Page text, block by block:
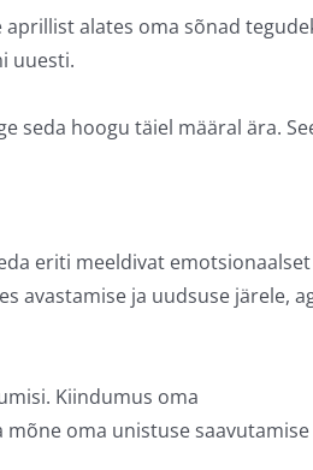
alates oma sõnad
uuesti.
seda hoogu täiel määral ära.
eriti meeldivat emotsionaalset
avastamise ja uudsuse järele,
Kiindumus oma
oma unistuse saavutamise